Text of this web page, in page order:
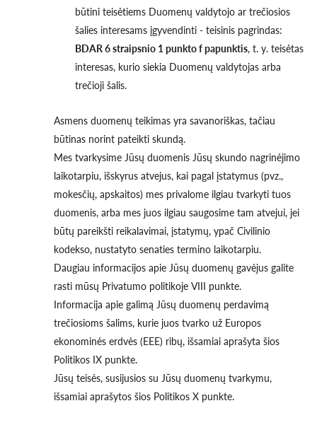
būtini teisėtiems Duomenų valdytojo ar trečiosios
šalies interesams įgyvendinti - teisinis pagrindas:
BDAR 6 straipsnio 1 punkto f papunktis, t. y. teisėtas
interesas, kurio siekia Duomenų valdytojas arba
trečioji šalis.
Asmens duomenų teikimas yra savanoriškas, tačiau
būtinas norint pateikti skundą.
Mes tvarkysime Jūsų duomenis Jūsų skundo nagrinėjimo
laikotarpiu, išskyrus atvejus, kai pagal įstatymus (pvz.,
mokesčių, apskaitos) mes privalome ilgiau tvarkyti tuos
duomenis, arba mes juos ilgiau saugosime tam atvejui, jei
būtų pareikšti reikalavimai, įstatymų, ypač Civilinio
kodekso, nustatyto senaties termino laikotarpiu.
Daugiau informacijos apie Jūsų duomenų gavėjus galite
rasti mūsų Privatumo politikoje VIII punkte.
Informacija apie galimą Jūsų duomenų perdavimą
trečiosioms šalims, kurie juos tvarko už Europos
ekonominės erdvės (EEE) ribų, išsamiai aprašyta šios
Politikos IX punkte.
Jūsų teisės, susijusios su Jūsų duomenų tvarkymu,
išsamiai aprašytos šios Politikos X punkte.